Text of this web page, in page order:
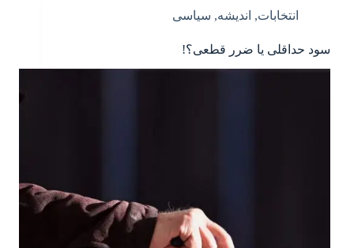
انتخابات, اندیشه, سیاسی
سود حداقلی یا ضرر قطعی؟!